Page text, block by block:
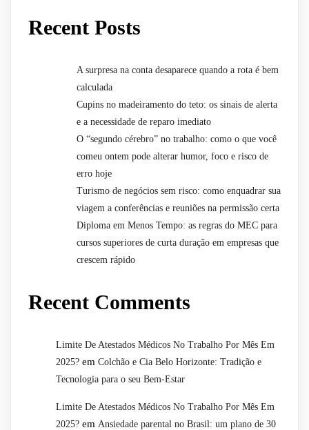
Recent Posts
A surpresa na conta desaparece quando a rota é bem
calculada
Cupins no madeiramento do teto: os sinais de alerta
e a necessidade de reparo imediato
O “segundo cérebro” no trabalho: como o que você
comeu ontem pode alterar humor, foco e risco de
erro hoje
Turismo de negócios sem risco: como enquadrar sua
viagem a conferências e reuniões na permissão certa
Diploma em Menos Tempo: as regras do MEC para
cursos superiores de curta duração em empresas que
crescem rápido
Recent Comments
Limite De Atestados Médicos No Trabalho Por Mês Em
2025? em Colchão e Cia Belo Horizonte: Tradição e
Tecnologia para o seu Bem-Estar
Limite De Atestados Médicos No Trabalho Por Mês Em
2025? em Ansiedade parental no Brasil: um plano de 30